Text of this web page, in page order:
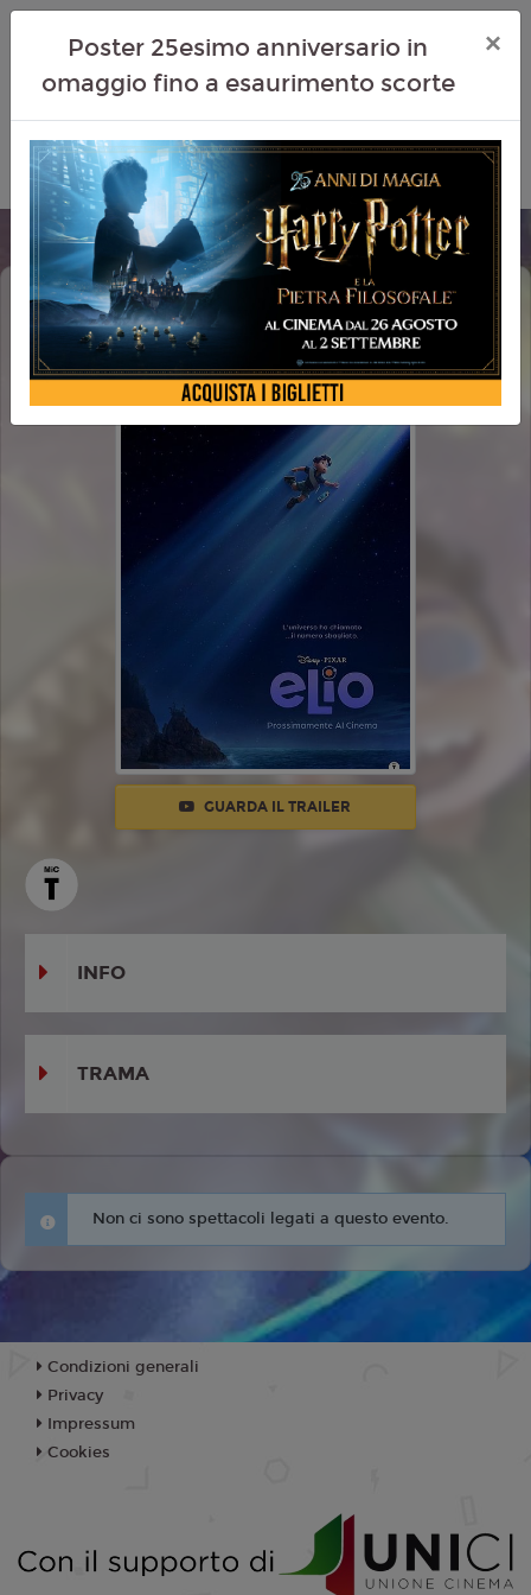
ELIO
GUARDA IL TRAILER
INFO
TRAMA
Non ci sono spettacoli legati a questo evento.
Poster 25esimo anniversario in
omaggio fino a esaurimento scorte
×
Condizioni generali
Privacy
Impressum
Cookies